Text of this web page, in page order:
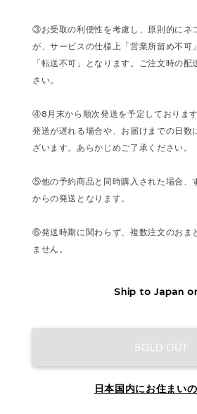
③お受取の利便性を考慮し、原則的にネ
が、サービスの仕様上「営業所留め不可
「転送不可」となります。ご注文時の
さい。
④8月末から順次発送を予定しておりま
発送が遅れる場合や、お届けまでの日数
ざいます。あらかじめご了承ください。
⑤他の予約商品と同時購入された場合、
からの発送となります。
⑥発送時期に関わらず、複数注文のおま
ません。
Ship to Japan
SOLD OUT
日本国内にお住まい